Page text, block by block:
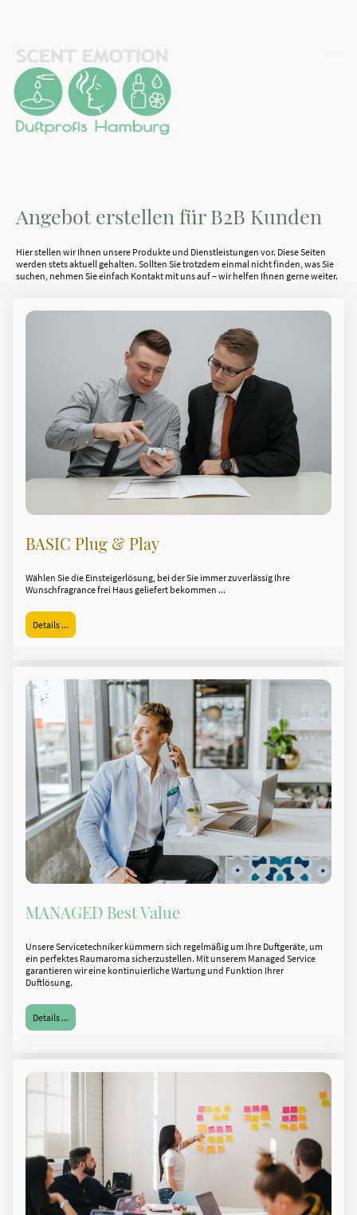
Angebot erstellen für B2B Kunden
Hier stellen wir Ihnen unsere Produkte und Dienstleistungen vor. Diese Seiten
werden stets aktuell gehalten. Sollten Sie trotzdem einmal nicht finden, was Sie
suchen, nehmen Sie einfach Kontakt mit uns auf – wir helfen Ihnen gerne weiter.
BASIC Plug & Play
Wählen Sie die Einsteigerlösung, bei der Sie immer zuverlässig Ihre
Wunschfragrance frei Haus geliefert bekommen ...
Details ...
MANAGED Best Value
Unsere Servicetechniker kümmern sich regelmäßig um Ihre Duftgeräte, um
ein perfektes Raumaroma sicherzustellen. Mit unserem Managed Service
garantieren wir eine kontinuierliche Wartung und Funktion Ihrer
Duftlösung.
Details ...